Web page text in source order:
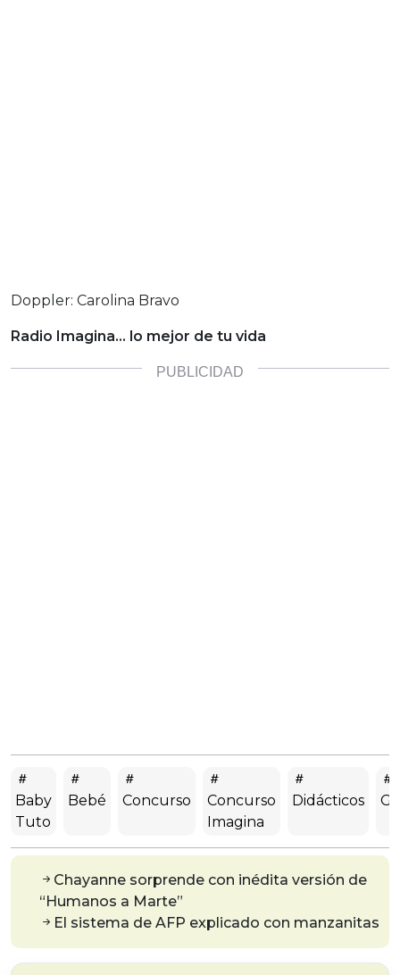
Doppler: Carolina Bravo
Radio Imagina… lo mejor de tu vida
Baby
Tuto
Bebé Concurso
Concurso
Imagina
Didácticos
Chayanne sorprende con inédita versión de
“Humanos a Marte”
El sistema de AFP explicado con manzanitas